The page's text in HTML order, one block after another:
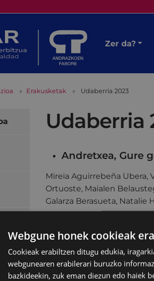
Zer da?
Erakusketak Udaberria 2023
Udaberria
Andretxea, Gure
Mireia Aguirrebeña Ubera,
Ortuoste, Maialen
Galarza Berasueta, Natalie
Aurkezpen irekia:2023ko
Webgune honek cookieak
Cookieak erabiltzen ditugu edukia,
webgunearen erabilerari buruzko
bazkideekin, zuk eman diezun edo haiek